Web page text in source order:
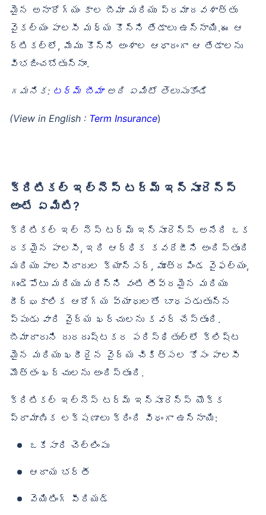
మైన అనారోగ్యం కాల బీమా మరియు ప్రమాదవశాత్తు
వైకల్యం పాలసీ మధ్య కొన్ని తేడాలు ఉన్నాయి.ఈ ఆ
ర్టికల్లో, మేము కొన్ని అంశాల ఆధారంగా ఆ తేడాలను
విభజించబోతున్నాం.
గమనిక: టర్మ్ బీమాఅది ఏమిటో తెలుసుకోండి
(View in English : Term Insurance)
క్రిటికల్ ఇల్‌నెస్ టర్మ్ ఇన్సూరెన్స్
అంటే ఏమిటి?
క్రిటికల్ ఇల్ నెస్ టర్మ్ ఇన్సూరెన్స్ అనేది ఒక
రకమైన పాలసీ, ఇది ఆర్ధిక కవరేజీని అందిస్తుంది
మరియు పాలసీదారుల క్యాన్సర్, మూత్రపిండ వైఫల్యం,
గుండెపోటు మరియు మరిన్ని వంటి తీవ్రమైన మరియు
దీర్ఘకాలిక ఆరోగ్య వ్యాధులతో బాధపడుతున్న
ప్పుడు వారి వైద్య ఖర్చులను కవర్ చేస్తుంది.
బీమాదారుని దురదృష్టకర పరిస్థితుల్లో క్లిష్ట
మైన మరియు ఖరీదైన వైద్య చికిత్సల కోసం పాలసీ
మొత్తం ఖర్చులను అందిస్తుంది.
క్రిటికల్ ఇల్‌నెస్ టర్మ్ ఇన్సూరెన్స్ యొక్క
ప్రామాణిక లక్షణాలు క్రింది విధంగా ఉన్నాయి:
ఒకేసారి చెల్లింపు
ఆదాయ భర్తీ
వెయిటింగ్ పీరియడ్